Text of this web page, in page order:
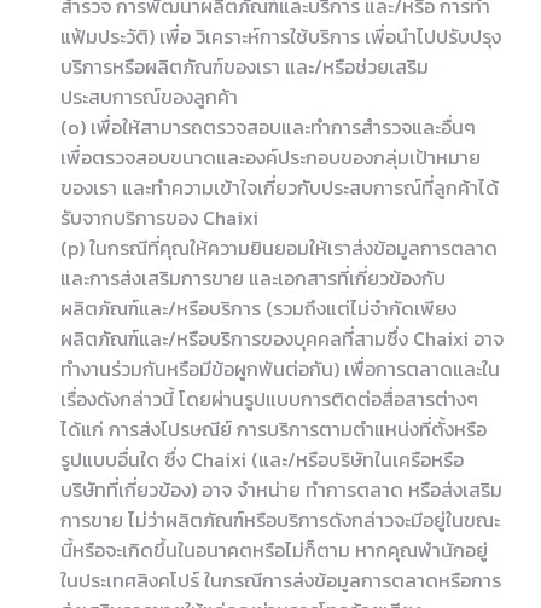
สำรวจ การพัฒนาผลิตภัณฑ์และบริการ และ/หรือ การทำ
แฟ้มประวัติ) เพื่อ วิเคราะห์การใช้บริการ เพื่อนำไปปรับปรุง
บริการหรือผลิตภัณฑ์ของเรา และ/หรือช่วยเสริม
ประสบการณ์ของลูกค้า
(o) เพื่อให้สามารถตรวจสอบและทำการสำรวจและอื่นๆ
เพื่อตรวจสอบขนาดและองค์ประกอบของกลุ่มเป้าหมาย
ของเรา และทำความเข้าใจเกี่ยวกับประสบการณ์ที่ลูกค้าได้
รับจากบริการของ Chaixi
(p) ในกรณีที่คุณให้ความยินยอมให้เราส่งข้อมูลการตลาด
และการส่งเสริมการขาย และเอกสารที่เกี่ยวข้องกับ
ผลิตภัณฑ์และ/หรือบริการ (รวมถึงแต่ไม่จำกัดเพียง
ผลิตภัณฑ์และ/หรือบริการของบุคคลที่สามซึ่ง Chaixi อาจ
ทำงานร่วมกันหรือมีข้อผูกพันต่อกัน) เพื่อการตลาดและใน
เรื่องดังกล่าวนี้ โดยผ่านรูปแบบการติดต่อสื่อสารต่างๆ
ได้แก่ การส่งไปรษณีย์ การบริการตามตำแหน่งที่ตั้งหรือ
รูปแบบอื่นใด ซึ่ง Chaixi (และ/หรือบริษัทในเครือหรือ
บริษัทที่เกี่ยวข้อง) อาจ จำหน่าย ทำการตลาด หรือส่งเสริม
การขาย ไม่ว่าผลิตภัณฑ์หรือบริการดังกล่าวจะมีอยู่ในขณะ
นี้หรือจะเกิดขึ้นในอนาคตหรือไม่ก็ตาม หากคุณพำนักอยู่
ในประเทศสิงคโปร์ ในกรณีการส่งข้อมูลการตลาดหรือการ